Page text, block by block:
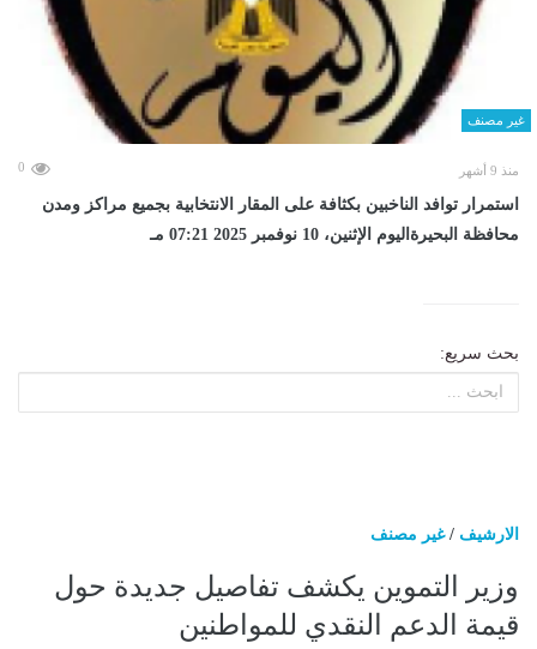
غير مصنف
منذ 9 أشهر 0
استمرار توافد الناخبين بكثافة على المقار الانتخابية بجميع مراكز ومدن
محافظة البحيرةاليوم الإثنين، 10 نوفمبر 2025 07:21 مـ
بحث سريع:
الارشيف /غير مصنف
وزير التموين يكشف تفاصيل جديدة حول
قيمة الدعم النقدي للمواطنين